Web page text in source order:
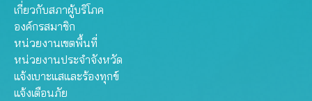
เกี่ยวกับสภาผู้บริโภค
องค์กรสมาชิก
หน่วยงานเขตพื้นที่
หน่วยงานประจำจังหวัด
แจ้งเบาะแสและร้องทุกข์
แจ้งเตือนภัย